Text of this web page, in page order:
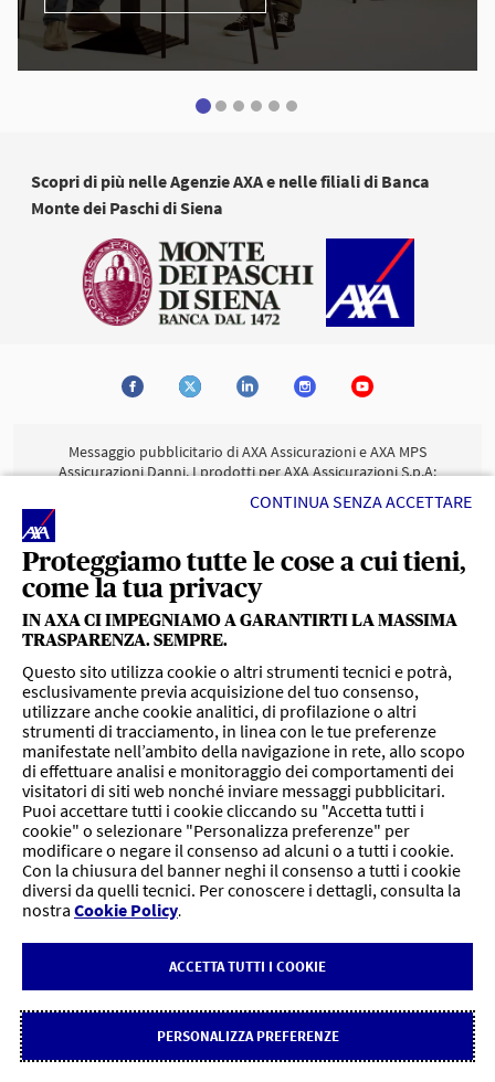
Proteggiamo tutte le cose a cui tieni,
come la tua privacy
IN AXA CI IMPEGNIAMO A GARANTIRTI LA MASSIMA
TRASPARENZA. SEMPRE.
Questo sito utilizza cookie o altri strumenti tecnici e potrà,
esclusivamente previa acquisizione del tuo consenso,
utilizzare anche cookie analitici, di profilazione o altri
strumenti di tracciamento, in linea con le tue preferenze
manifestate nell’ambito della navigazione in rete, allo scopo
di effettuare analisi e monitoraggio dei comportamenti dei
visitatori di siti web nonché inviare messaggi pubblicitari.
Puoi accettare tutti i cookie cliccando su "Accetta tutti i
cookie" o selezionare "Personalizza preferenze" per
modificare o negare il consenso ad alcuni o a tutti i cookie.
Con la chiusura del banner neghi il consenso a tutti i cookie
diversi da quelli tecnici. Per conoscere i dettagli, consulta la
nostra Cookie Policy.
CONTINUA SENZA ACCETTARE
ACCETTA TUTTI I COOKIE
PERSONALIZZA PREFERENZE
Scopri di più nelle Agenzie AXA e nelle filiali di Banca
Monte dei Paschi di Siena
Messaggio pubblicitario di AXA Assicurazioni e AXA MPS
Assicurazioni Danni. I prodotti per AXA Assicurazioni S.p.A:
Azienda agricola protetta,Protezione
Turismo
per AXA MPS Assicurazioni Danni S.p.A.:Protezione
Assicurazioni S.p.A (note societarie suwww.axa.it) e AXA MPS
Assicurazioni Danni S.p.A (note societarie su www.axa-mps.it
). Prima della sottoscrizione leggere il set informativo
disponibile suhttps://www.axa.it/soluzioni-per-le-pmi,
https://www.axa-mps.it/la-soluzione-per-il-tuo-settore-
Monte dei Paschi di Siena.
Dichiarazione di accessibilità
Cookie Policy
Rivedi le tue scelte sui cookie
Privacy
© 2024 AXA Assicurazioni S.p.A. - Partita IVA GRUPPO IVA AXA
Perchè proteggerti con noi? Scopri le offerte per la tua
impresa
SCOPRI DI PIÙ